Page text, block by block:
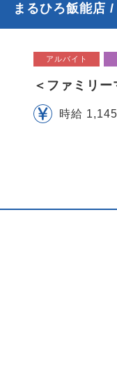
まるひろ飯能店 /
アルバイト
＜ファミリ
時給